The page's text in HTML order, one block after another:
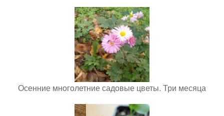
Осенние многолетние садовые цветы. Три месяца